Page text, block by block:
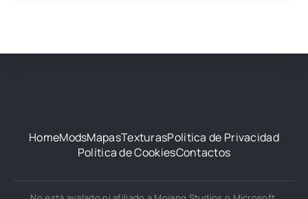
HomeModsMapasTexturasPolítica de Privacidad
Política de CookiesContactos